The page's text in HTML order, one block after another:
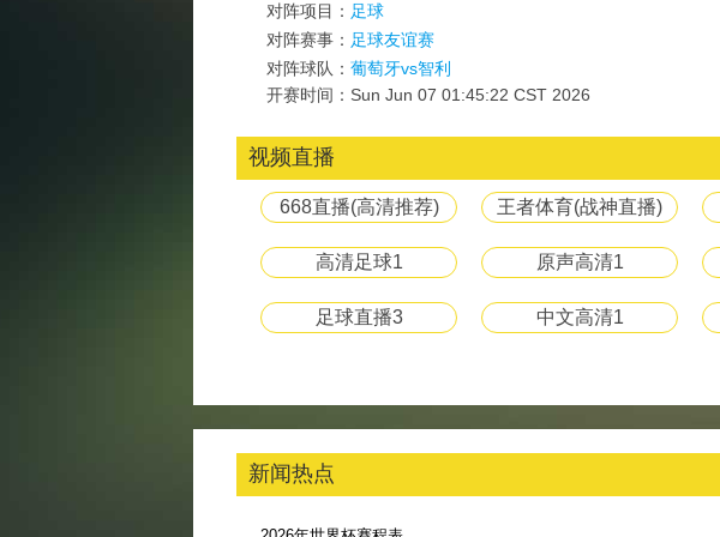
对阵项目： 足球
对阵赛事： 足球友谊赛
对阵球队： 葡萄牙vs智利
开赛时间：Sun Jun 07 01:45:22 CST 2026
视频直播
668直播(高清推荐) 王者体育(战神直播)
高清足球1 原声高清1
足球直播3 中文高清1
新闻热点